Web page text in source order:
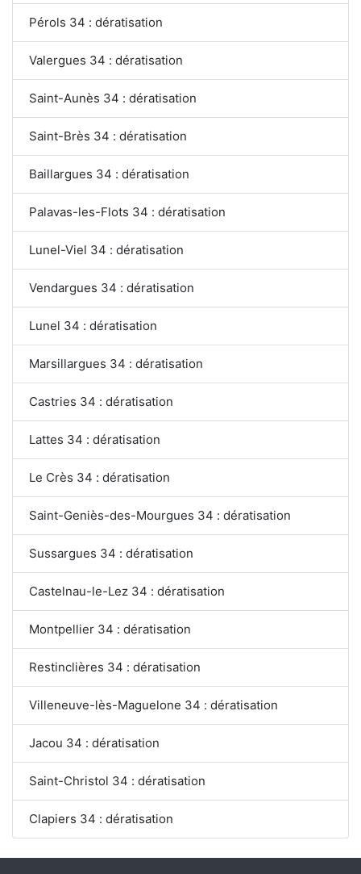
Pérols 34 : dératisation
Valergues 34 : dératisation
Saint-Aunès 34 : dératisation
Saint-Brès 34 : dératisation
Baillargues 34 : dératisation
Palavas-les-Flots 34 : dératisation
Lunel-Viel 34 : dératisation
Vendargues 34 : dératisation
Lunel 34 : dératisation
Marsillargues 34 : dératisation
Castries 34 : dératisation
Lattes 34 : dératisation
Le Crès 34 : dératisation
Saint-Geniès-des-Mourgues 34 : dératisation
Sussargues 34 : dératisation
Castelnau-le-Lez 34 : dératisation
Montpellier 34 : dératisation
Restinclières 34 : dératisation
Villeneuve-lès-Maguelone 34 : dératisation
Jacou 34 : dératisation
Saint-Christol 34 : dératisation
Clapiers 34 : dératisation